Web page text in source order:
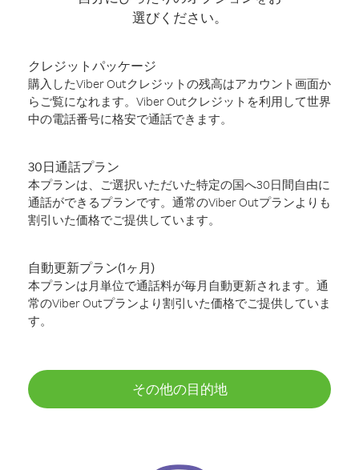
選びください。
クレジットパッケージ
購入したViber Outクレジットの残高はアカウント画面か
らご覧になれます。Viber Outクレジットを利用して世界
中の電話番号に格安で通話できます。
30日通話プラン
本プランは、ご選択いただいた特定の国へ30日間自由に
通話ができるプランです。通常のViber Outプランよりも
割引いた価格でご提供しています。
自動更新プラン(1ヶ月)
本プランは月単位で通話料が毎月自動更新されます。通
常のViber Outプランより割引いた価格でご提供していま
す。
その他の目的地